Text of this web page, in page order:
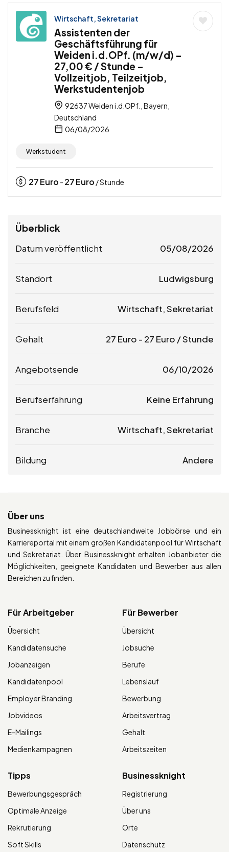
Wirtschaft, Sekretariat
Assistenten der
Geschäftsführung für
Weiden i.d.OPf. (m/w/d) –
27,00 € / Stunde –
Vollzeitjob, Teilzeitjob,
Werkstudentenjob
92637 Weiden i.d.OPf., Bayern,
Deutschland
06/08/2026
Werkstudent
27Euro - 27Euro / Stunde
Überblick
Datum veröffentlicht 05/08/2026
Standort Ludwigsburg
Berufsfeld Wirtschaft, Sekretariat
Gehalt 27 Euro - 27 Euro / Stunde
Angebotsende 06/10/2026
Berufserfahrung Keine Erfahrung
Branche Wirtschaft, Sekretariat
Bildung Andere
Über uns
Businessknight ist eine deutschlandweite Jobbörse und ein
Karriereportal mit einem großen Kandidatenpool für Wirtschaft
und Sekretariat. Über Businessknight erhalten Jobanbieter die
Möglichkeiten, geeignete Kandidaten und Bewerber aus allen
Bereichen zu finden.
Für Arbeitgeber
Übersicht
Kandidatensuche
Jobanzeigen
Kandidatenpool
Employer Branding
Jobvideos
E-Mailings
Medienkampagnen
Für Bewerber
Übersicht
Jobsuche
Berufe
Lebenslauf
Bewerbung
Arbeitsvertrag
Gehalt
Arbeitszeiten
Tipps
Bewerbungsgespräch
Optimale Anzeige
Rekrutierung
Soft Skills
Businessknight
Registrierung
Über uns
Orte
Datenschutz